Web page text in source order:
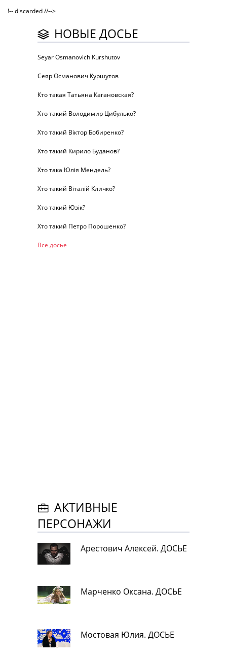
!-- discarded //-->
НОВЫЕ ДОСЬЕ
Seyar Osmanovich Kurshutov
Сеяр Османович Куршутов
Кто такая Татьяна Кагановская?
Хто такий Володимир Цибулько?
Хто такий Віктор Бобиренко?
Хто такий Кирило Буданов?
Хто така Юлія Мендель?
Хто такий Віталій Кличко?
Хто такий Юзік?
Хто такий Петро Порошенко?
Все досье
АКТИВНЫЕ
ПЕРСОНАЖИ
Арестович Алексей. ДОСЬЕ
Марченко Оксана. ДОСЬЕ
Мостовая Юлия. ДОСЬЕ